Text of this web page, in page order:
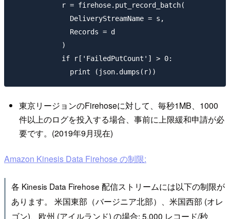
            r = firehose.put_record_batch(
              DeliveryStreamName = s,
              Records = d
            )
            if r['FailedPutCount'] > 0:
東京リージョンのFirehoseに対して、毎秒1MB、1000
件以上のログを投入する場合、事前に上限緩和申請が必
要です。(2019年9月現在)
Amazon Kinesis Data Firehose の制限:
各 Kinesis Data Firehose 配信ストリームには以下の制限が
あります。 米国東部（バージニア北部）、米国西部 (オレ
ゴン)、欧州 (アイルランド) の場合: 5,000 レコード/秒、